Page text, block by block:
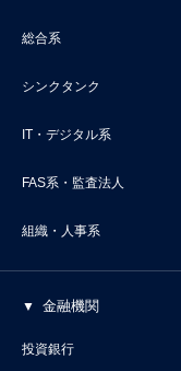
総合系
シンクタンク
IT・デジタル系
FAS系・監査法人
組織・人事系
金融機関
投資銀行